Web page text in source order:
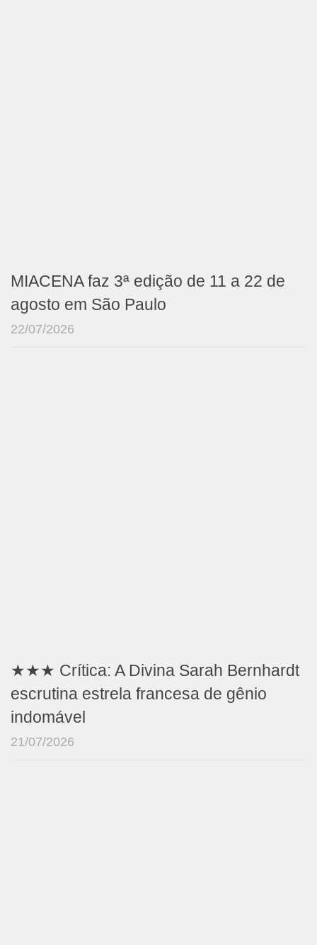
MIACENA faz 3ª edição de 11 a 22 de
agosto em São Paulo
22/07/2026
★★★ Crítica: A Divina Sarah Bernhardt
escrutina estrela francesa de gênio
indomável
21/07/2026